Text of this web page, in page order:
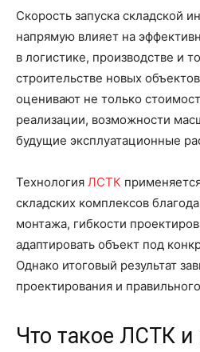
Скорость запуска складской
напрямую влияет на
в логистике, производстве и
строительстве новых
оценивают не только
реализации, возможности
будущие эксплуатационные
Технология ЛСТК
складских комплексов
монтажа, гибкости
адаптировать объект под
Однако итоговый результат
проектирования и
Что такое ЛСТК и